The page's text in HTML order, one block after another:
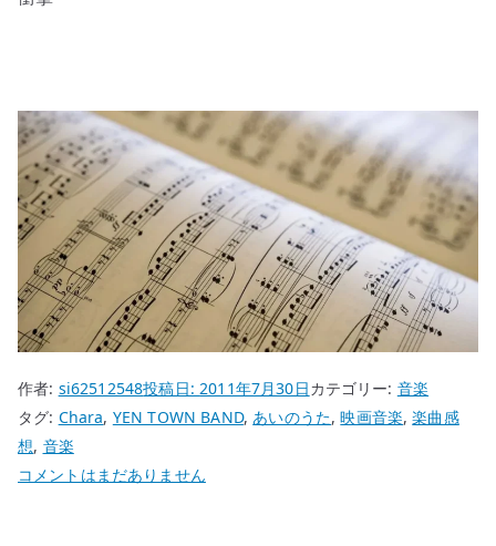
作者: si62512548投稿日:2011年7月30日カテゴリー: 音楽
タグ: Chara, YEN TOWN BAND,あいのうた,映画音楽,楽曲感
想, 音楽
Chara
コメントはまだありません